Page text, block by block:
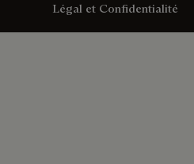
Légal et Confidentialité